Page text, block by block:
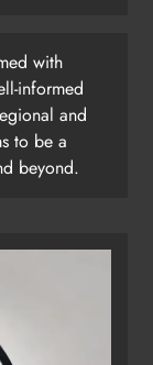
with
informed
and
to be a
beyond.